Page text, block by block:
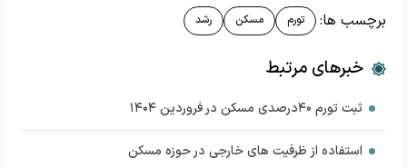
برچسب ها: تورم مسکن رشد
خبرهای مرتبط
ثبت تورم ۴۰درصدی مسکن در فروردین ۱۴۰۴
استفاده از ظرفیت های خارجی در حوزه مسکن